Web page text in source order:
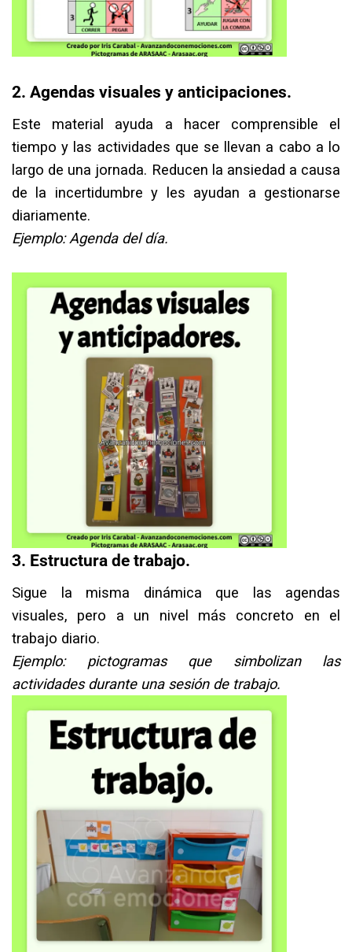
2. Agendas visuales y anticipaciones.⁣
Este material ayuda a hacer comprensible el
tiempo y las actividades que se llevan a cabo a lo
largo de una jornada. Reducen la ansiedad a causa
de la incertidumbre y les ayudan a gestionarse
diariamente.⁣
Ejemplo: Agenda del día.⁣
3. Estructura de trabajo.⁣
Sigue la misma dinámica que las agendas
visuales, pero a un nivel más concreto en el
trabajo diario.⁣
Ejemplo: pictogramas que simbolizan las
actividades durante una sesión de trabajo.⁣